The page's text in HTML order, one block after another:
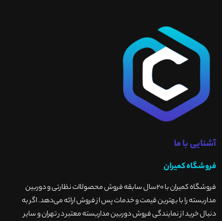
آشنایی با ما
فروشگاه کمیران
فروشگاه کمیران با ۲۰سال سابقه فروش محصولاات نظارتی و دوربین
مداربسته را با بهترین قیمت و خدمات پس از فروش ارائه می‌دهد. اگر به
دنبال خرید از نمایندگی فروش دوربین مداربسته معتبر در تهران و سایر